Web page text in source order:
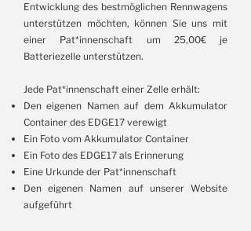
Entwicklung des bestmöglichen Rennwagens
unterstützen möchten, können Sie uns mit
einer Pat*innenschaft um 25,00€ je
Batteriezelle unterstützen.
Jede Pat*innenschaft einer Zelle erhält:
Den eigenen Namen auf dem Akkumulator
Container des EDGE17 verewigt
Ein Foto vom Akkumulator Container
Ein Foto des EDGE17 als Erinnerung
Eine Urkunde der Pat*innenschaft
Den eigenen Namen auf unserer Website
aufgeführt